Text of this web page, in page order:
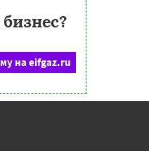
на eifgaz.ru